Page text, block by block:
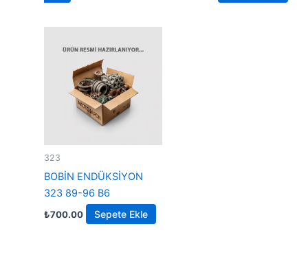
323
BOBİN ENDÜKSİYON
323 89-96 B6
₺700.00 Sepete Ekle